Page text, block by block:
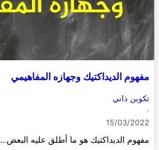
مفهوم الديداكتيك وجهازه المفاهيمي
تكوين ذاتي
·
15/03/2022
مفهوم الديداكتيك هو ما أطلق عليه البعض…